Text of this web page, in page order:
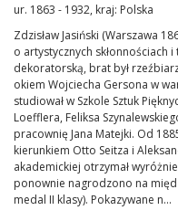
ur. 1863 - 1932, kraj: Polska
Zdzisław Jasiński (Warszawa
o artystycznych skłonnościach
dekoratorską, brat był
okiem Wojciecha Gersona w
studiował w Szkole Sztuk
Loefflera, Feliksa
pracownię Jana Matejki. Od
kierunkiem Otto Seitza i
akademickiej otrzymał
ponownie nagrodzono na
medal II klasy). Pokazywane n...